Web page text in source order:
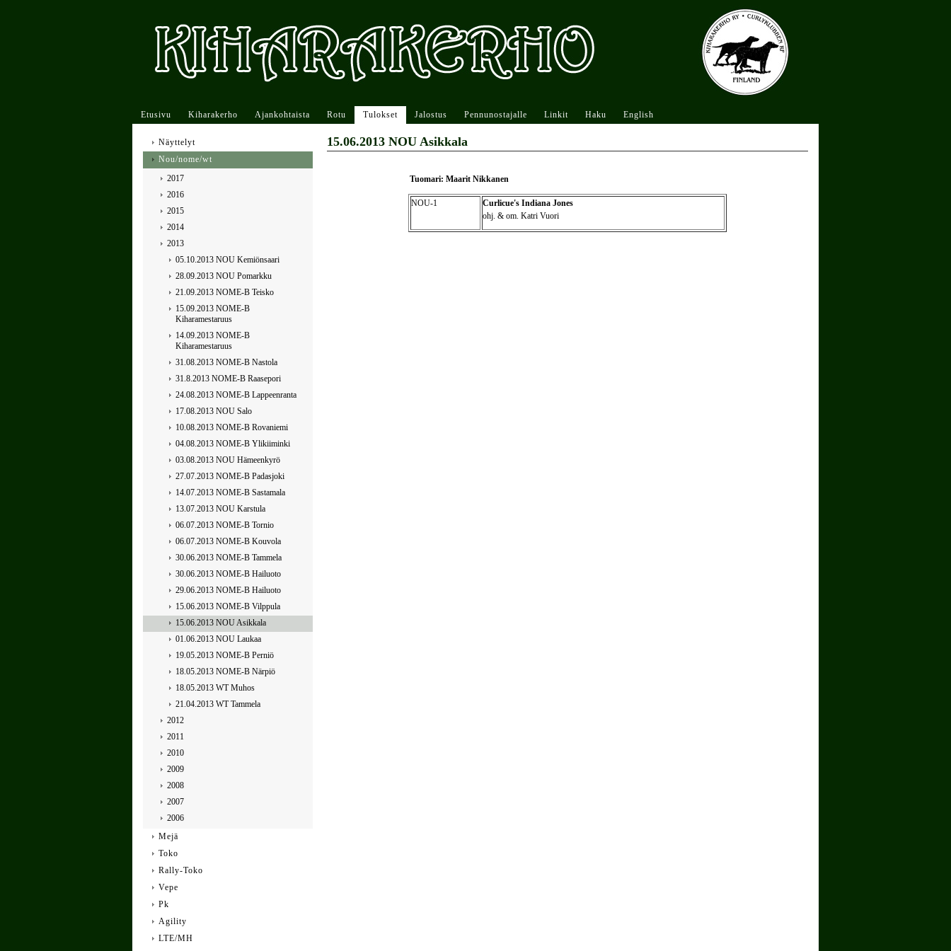
Etusivu Kiharakerho Ajankohtaista Rotu Tulokset Jalostus Pennunostajalle Linkit Haku English
15.06.2013 NOU Asikkala
Tuomari: Maarit Nikkanen
NOU-1
Curlicue's Indiana Jones
ohj. & om. Katri Vuori
Näyttelyt
Nou/nome/wt
2017
2016
2015
2014
2013
05.10.2013 NOU Kemiönsaari
28.09.2013 NOU Pomarkku
21.09.2013 NOME-B Teisko
15.09.2013 NOME-B
Kiharamestaruus
14.09.2013 NOME-B
Kiharamestaruus
31.08.2013 NOME-B Nastola
31.8.2013 NOME-B Raasepori
24.08.2013 NOME-B Lappeenranta
17.08.2013 NOU Salo
10.08.2013 NOME-B Rovaniemi
04.08.2013 NOME-B Ylikiiminki
03.08.2013 NOU Hämeenkyrö
27.07.2013 NOME-B Padasjoki
14.07.2013 NOME-B Sastamala
13.07.2013 NOU Karstula
06.07.2013 NOME-B Tornio
06.07.2013 NOME-B Kouvola
30.06.2013 NOME-B Tammela
30.06.2013 NOME-B Hailuoto
29.06.2013 NOME-B Hailuoto
15.06.2013 NOME-B Vilppula
15.06.2013 NOU Asikkala
01.06.2013 NOU Laukaa
19.05.2013 NOME-B Perniö
18.05.2013 NOME-B Närpiö
18.05.2013 WT Muhos
21.04.2013 WT Tammela
2012
2011
2010
2009
2008
2007
2006
Mejä
Toko
Rally-Toko
Vepe
Pk
Agility
LTE/MH